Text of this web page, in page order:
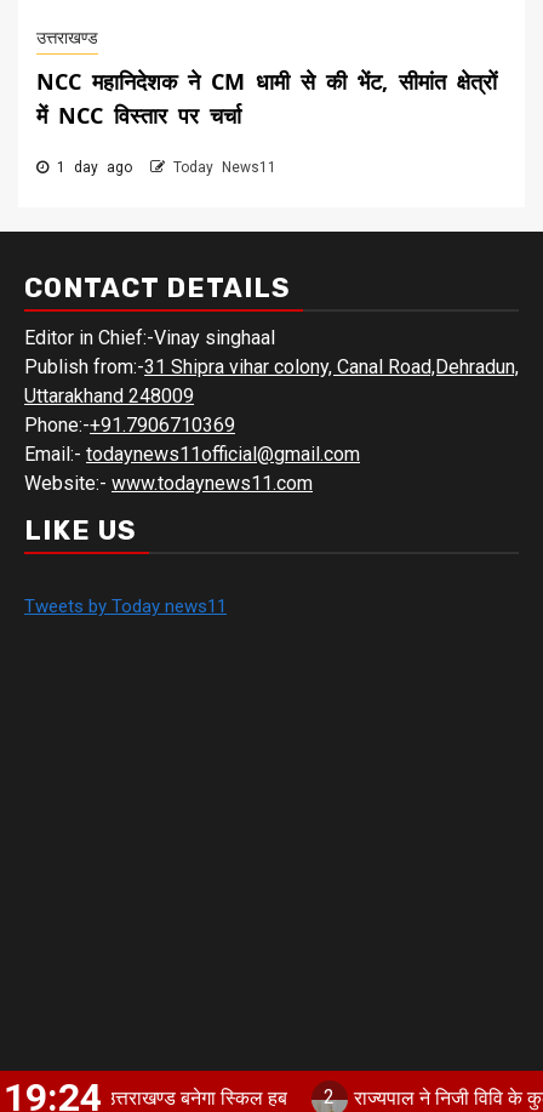
उत्तराखण्ड
NCC महानिदेशक ने CM धामी से की भेंट, सीमांत क्षेत्रों
में NCC विस्तार पर चर्चा
1 day ago Today News11
CONTACT DETAILS
Editor in Chief:-Vinay singhaal
Publish from:-31 Shipra vihar colony, Canal Road,Dehradun,
Uttarakhand 248009
Phone:-+91.7906710369
Email:- todaynews11official@gmail.com
Website:- www.todaynews11.com
LIKE US
Tweets by Today news11
19:24
उत्तराखण्ड बनेगा स्किल हब 2 राज्यपाल ने निजी विवि के कुलपतियों से